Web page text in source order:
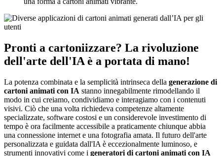
Pronti a cartoniizzare? La rivoluzione
dell'arte dell'IA è a portata di mano!
La potenza combinata e la semplicità intrinseca della generazione di
cartoni animati con IA stanno innegabilmente rimodellando il
modo in cui creiamo, condividiamo e interagiamo con i contenuti
visivi. Ciò che una volta richiedeva competenze altamente
specializzate, software costosi e un considerevole investimento di
tempo è ora facilmente accessibile a praticamente chiunque abbia
una connessione internet e una fotografia amata. Il futuro dell'arte
personalizzata e guidata dall'IA è eccezionalmente luminoso, e
strumenti innovativi come i generatori di cartoni animati con IA